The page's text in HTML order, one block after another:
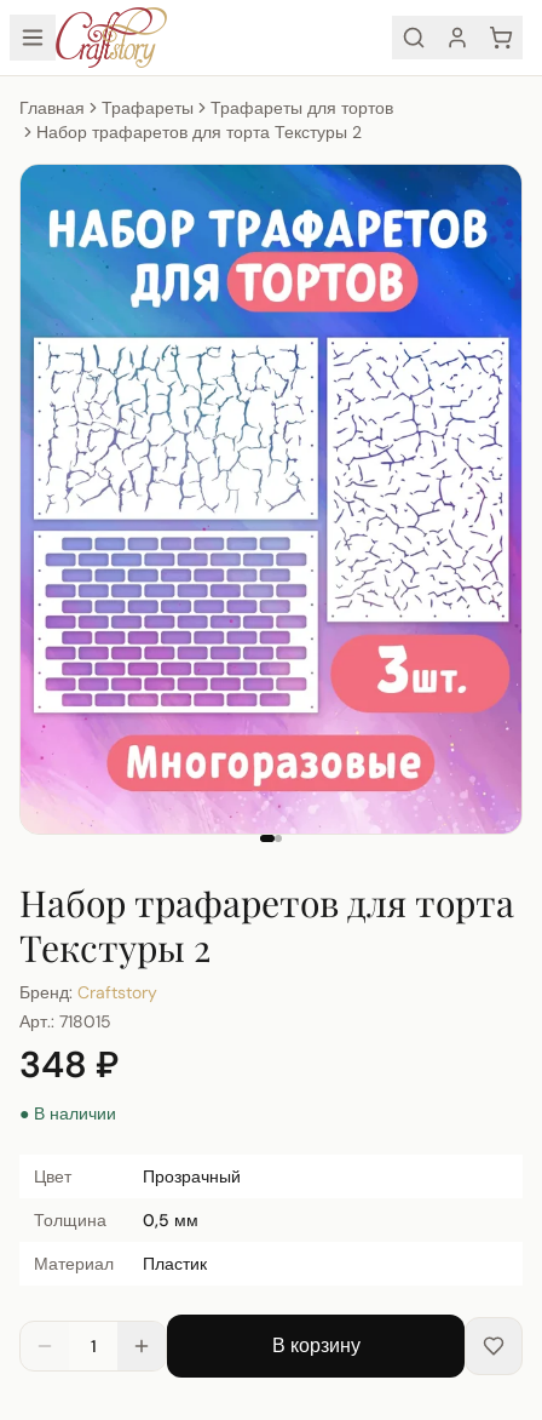
Главная Трафареты
Трафареты для тортов
Набор трафаретов для торта Текстуры 2
Набор трафаретов для торта
Текстуры 2
Бренд: Craftstory
Арт.: 718015
348 ₽
● В наличии
Цвет
Прозрачный
Толщина
0,5 мм
Материал
Пластик
1 В корзину